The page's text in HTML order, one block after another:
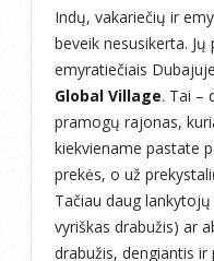
Indų, vakariečių ir
beveik nesusikerta.
emyratiečiais
Global Village. Tai –
pramogų rajonas,
kiekviename pastate
prekės, o už
Tačiau daug
vyriškas drabužis) ar
drabužis, dengiantis ir